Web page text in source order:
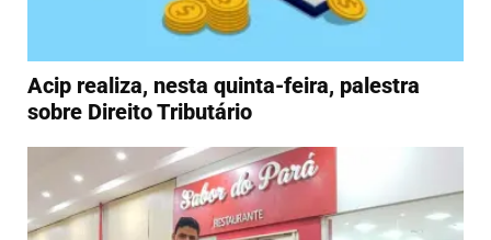
Acip realiza, nesta quinta-feira, palestra
sobre Direito Tributário